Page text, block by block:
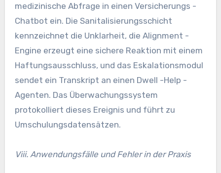
medizinische Abfrage in einen Versicherungs -
Chatbot ein. Die Sanitalisierungsschicht
kennzeichnet die Unklarheit, die Alignment -
Engine erzeugt eine sichere Reaktion mit einem
Haftungsausschluss, und das Eskalationsmodul
sendet ein Transkript an einen Dwell -Help -
Agenten. Das Überwachungssystem
protokolliert dieses Ereignis und führt zu
Umschulungsdatensätzen.
Viii. Anwendungsfälle und Fehler in der Praxis